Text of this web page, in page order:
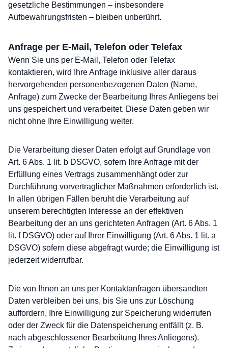
gesetzliche Bestimmungen – insbesondere
Aufbewahrungsfristen – bleiben unberührt.
Anfrage per E-Mail, Telefon oder Telefax
Wenn Sie uns per E-Mail, Telefon oder Telefax
kontaktieren, wird Ihre Anfrage inklusive aller daraus
hervorgehenden personenbezogenen Daten (Name,
Anfrage) zum Zwecke der Bearbeitung Ihres Anliegens bei
uns gespeichert und verarbeitet. Diese Daten geben wir
nicht ohne Ihre Einwilligung weiter.
Die Verarbeitung dieser Daten erfolgt auf Grundlage von
Art. 6 Abs. 1 lit. b DSGVO, sofern Ihre Anfrage mit der
Erfüllung eines Vertrags zusammenhängt oder zur
Durchführung vorvertraglicher Maßnahmen erforderlich ist.
In allen übrigen Fällen beruht die Verarbeitung auf
unserem berechtigten Interesse an der effektiven
Bearbeitung der an uns gerichteten Anfragen (Art. 6 Abs. 1
lit. f DSGVO) oder auf Ihrer Einwilligung (Art. 6 Abs. 1 lit. a
DSGVO) sofern diese abgefragt wurde; die Einwilligung ist
jederzeit widerrufbar.
Die von Ihnen an uns per Kontaktanfragen übersandten
Daten verbleiben bei uns, bis Sie uns zur Löschung
auffordern, Ihre Einwilligung zur Speicherung widerrufen
oder der Zweck für die Datenspeicherung entfällt (z. B.
nach abgeschlossener Bearbeitung Ihres Anliegens).